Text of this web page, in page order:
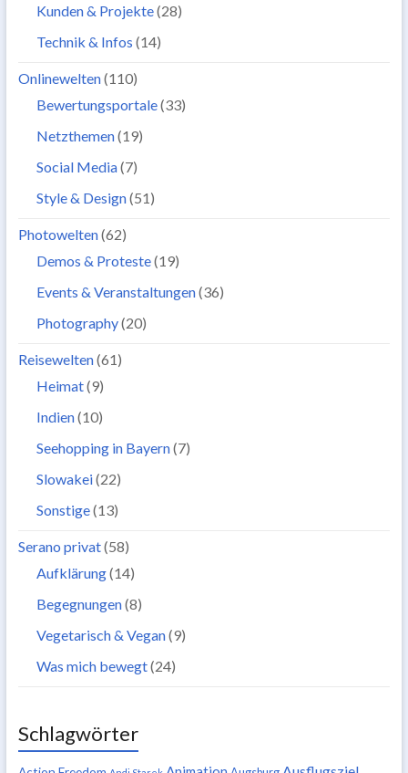
Kunden & Projekte(28)
Technik & Infos (14)
Onlinewelten(110)
Bewertungsportale(33)
Netzthemen(19)
Social Media(7)
Style & Design(51)
Photowelten(62)
Demos & Proteste(19)
Events & Veranstaltungen(36)
Photography(20)
Reisewelten(61)
Heimat(9)
Indien(10)
Seehopping in Bayern(7)
Slowakei(22)
Sonstige(13)
Serano privat(58)
Aufklärung(14)
Begegnungen(8)
Vegetarisch & Vegan(9)
Was mich bewegt(24)
Schlagwörter